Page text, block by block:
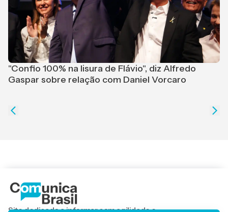
"Confio 100% na lisura de Flávio", diz Alfredo
Gaspar sobre relação com Daniel Vorcaro
Site dedicado a informar com agilidade e